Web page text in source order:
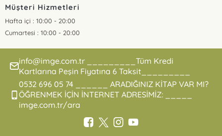
Müşteri Hizmetleri
Hafta içi : 10:00 - 20:00
Cumartesi : 10:00 - 20:00
info@imge.com.tr _________Tüm Kredi
Kartlarına Peşin Fiyatına 6 Taksit_________
0532 696 05 74 ______ ARADIĞINIZ KİTAP VAR MI?
ÖĞRENMEK İÇİN İNTERNET ADRESİMİZ: _____
imge.com.tr/ara